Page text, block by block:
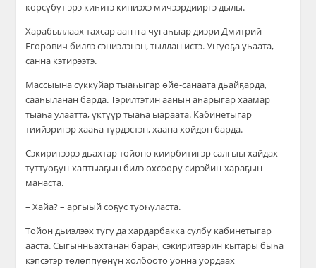
көрсүбүт эрэ киһитэ киниэхэ мичээрдииргэ дылы.
Харабыллаах тахсар ааҥҥа чугаһыар диэри Дмитрий
Егорович биллэ сэниэлэнэн, тыллан истэ. Уҥуоҕа уһаата,
санна кэтирээтэ.
Массыына суккуйар тыаһыгар өйө-санаата дьайҕарда,
сааһыланан барда. Тэрилтэтин аанын аһарыгар хаамар
тыаһа улаатта, үктүүр тыаһа ыараата. Кабинетыгар
тиийэригэр хааһа түрдэстэн, хаана хойдон барда.
Сэкиритээрэ дьахтар тойоно киирбитигэр салгыы хайдах
туттуоҕун-хаптыаҕын билэ охсоору сирэйин-хараҕын
манаста.
– Хайа? – аргыый соҕус туоһуласта.
Тойон дьиэлээх тугу да хардарбакка сулбу кабинетыгар
ааста. Сыгынньахтанан баран, сэкиритээрин кытары быһа
кэпсэтэр төлөппүөнүн холбоото уонна уордаах